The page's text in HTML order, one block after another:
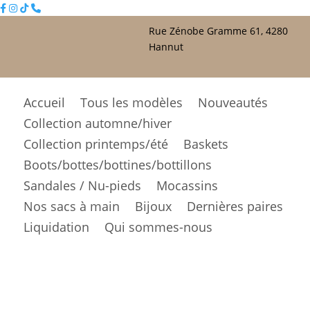
Rue Zénobe Gramme 61, 4280
Hannut
Accueil Tous les modèles
Nouveautés
Collection automne/hiver
Collection printemps/été
Baskets
Boots/bottes/bottines/bottillons
Sandales / Nu-pieds
Mocassins
Nos sacs à main
Bijoux
Dernières paires
Liquidation
Qui sommes-nous